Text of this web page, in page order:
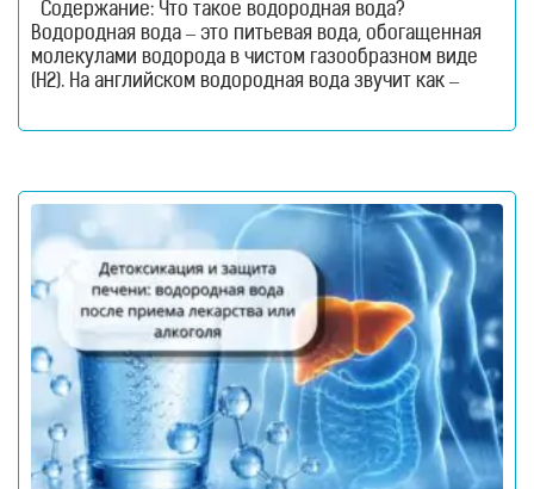
ОТЗЫВЫ
КОНТАКТЫ
Содержание: Что такое водородная вода?
Водородная вода – это питьевая вода, обогащенная
молекулами водорода в чистом газообразном виде
(H2). На английском водородная вода звучит как –
воде молекулы водорода не вступают в химическую